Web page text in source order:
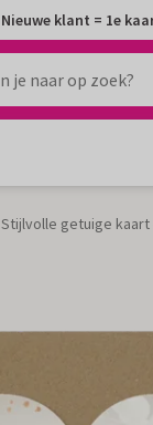
Nieuwe klant = 1e
Stijlvolle getuige